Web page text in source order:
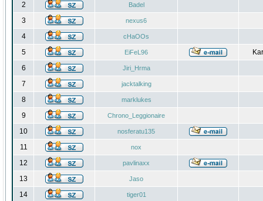
2 Badel
3 nexus6
4 cHaOOs
5 EiFeL96
6
Jiri_Hrma
7 jacktalking
8 marklukes
9 Chrono_Leggionaire
10 nosferatu135
11 nox
12 pavlinaxx
13 Jaso
14 tiger01